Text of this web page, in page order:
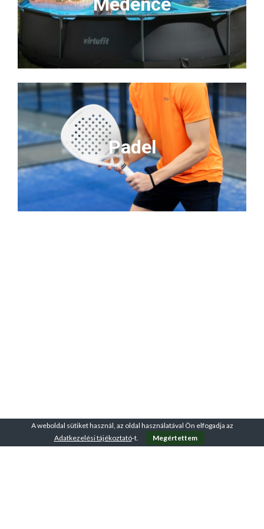
Padel
A weboldal sütiket használ, az oldal használatával Ön elfogadja az
Adatkezelési tájékoztató-t. Megértettem